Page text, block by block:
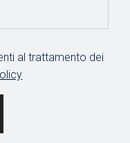
al trattamento dei